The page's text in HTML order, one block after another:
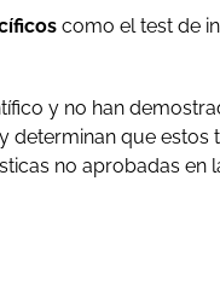
como el test de
y no han
que estos
no aprobadas en